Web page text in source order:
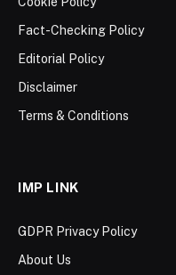
Fact-Checking Policy
Editorial Policy
Disclaimer
Terms & Conditions
IMP LINK
GDPR Privacy Policy
About Us